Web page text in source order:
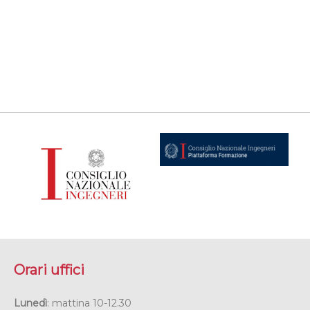
Orari uffici
Lunedì: mattina 10-12.30